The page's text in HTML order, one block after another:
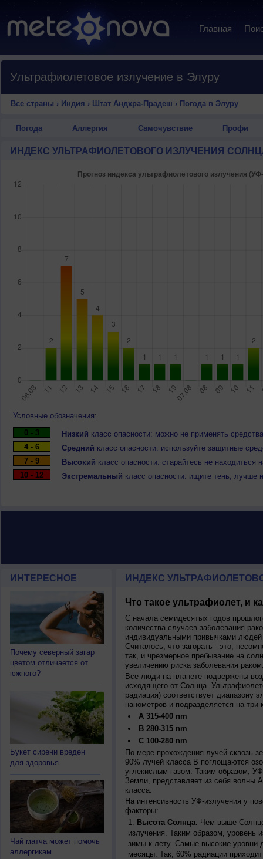
Главная
Ультрафиолетовое излучение в Элуру
Все страны › Индия › Штат Андхра-Прадеш › Погода в Элуру
Погода Аллергия Самочувствие Профи
ИНДЕКС УЛЬТРАФИОЛЕТОВОГО ИЗЛУЧЕНИЯ
Условные обозначения:
0 - 3
Низкий класс опасности: можно не применять
4 - 6
Средний класс опасности: используйте защитные
7 - 9
Высокий класс опасности: старайтесь не
10 - 12
Экстремальный класс опасности: ищите тень, лучше
ИНТЕРЕСНОЕ
Почему северный загар
цветом отличается от
южного?
Букет сирени вреден
для здоровья
Чай матча может помочь
аллергикам
ИНДЕКС
Что такое ультрафиолет, и
С начала семидесятых годов
количества случаев заболевания
индивидуальными привычками
Считалось, что загорать - это,
так, и чрезмерное пребывание на
увеличению риска заболевания
Все люди на планете подвержены
исходящего от Солнца.
радиация) соответствует диапазону
нанометров и подразделяется на три
A 315-400 nm
B 280-315 nm
C 100-280 nm
По мере прохождения лучей сквозь
90% лучей класса B поглощаются
углекислым газом. Таким образом,
Земли, представляет из себя волны
класса.
На интенсивность УФ-излучения у
факторы:
Высота Солнца. Чем выше
излучения. Таким образом, уровень
зимы к лету. Самые высокие уровни
месяцы. Так, 60% радиации